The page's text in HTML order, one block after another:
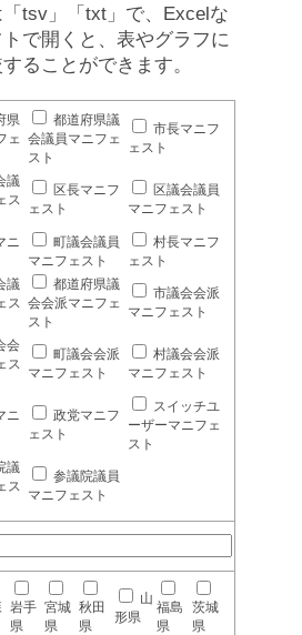
tsv」「txt」で、Excelな
で開くと、表やグラフに
ることができます。
県
ェ
都道府県議
会議員マニフェ
スト
市長マニフ
ェスト
議
ス
区長マニフ
ェスト
区議会議員
マニフェスト
ニ
町議会議員
マニフェスト
村長マニフ
ェスト
議
ス
都道府県議
会会派マニフェ
スト
市議会会派
マニフェスト
会
ス
町議会会派
マニフェスト
村議会会派
マニフェスト
ニ
政党マニフ
ェスト
スイッチユ
ーザーマニフェ
スト
議
ス
参議院議員
マニフェスト
岩手
県
宮城
県
秋田
県
山
形県
福島
県
茨城
県